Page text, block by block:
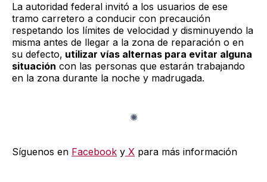
La autoridad federal invitó a los usuarios de ese
tramo carretero a conducir con precaución
respetando los límites de velocidad y disminuyendo la
misma antes de llegar a la zona de reparación o en
su defecto, utilizar vías alternas para evitar alguna
situación con las personas que estarán trabajando
en la zona durante la noche y madrugada.
Síguenos en Facebook y X para más información